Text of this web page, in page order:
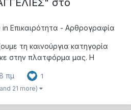
in Επικαιρότητα - Αρθρογραφία
τη καινούργια κατηγορία
στην πλατφόρμα μας. Η
μιας εύκολης και διαδραστικής
του προσωπικού μας
πμ 1
21 more)